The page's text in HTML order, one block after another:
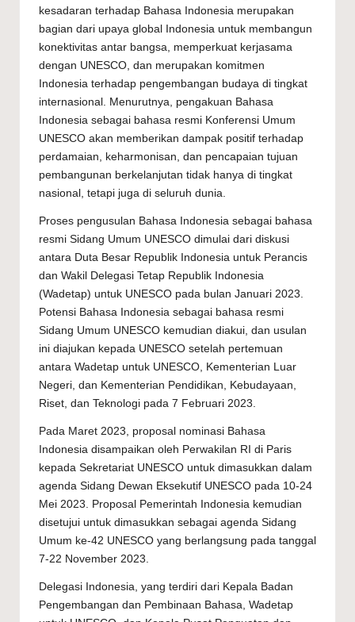
kesadaran terhadap Bahasa Indonesia merupakan
bagian dari upaya global Indonesia untuk membangun
konektivitas antar bangsa, memperkuat kerjasama
dengan UNESCO, dan merupakan komitmen
Indonesia terhadap pengembangan budaya di tingkat
internasional. Menurutnya, pengakuan Bahasa
Indonesia sebagai bahasa resmi Konferensi Umum
UNESCO akan memberikan dampak positif terhadap
perdamaian, keharmonisan, dan pencapaian tujuan
pembangunan berkelanjutan tidak hanya di tingkat
nasional, tetapi juga di seluruh dunia.
Proses pengusulan Bahasa Indonesia sebagai bahasa
resmi Sidang Umum UNESCO dimulai dari diskusi
antara Duta Besar Republik Indonesia untuk Perancis
dan Wakil Delegasi Tetap Republik Indonesia
(Wadetap) untuk UNESCO pada bulan Januari 2023.
Potensi Bahasa Indonesia sebagai bahasa resmi
Sidang Umum UNESCO kemudian diakui, dan usulan
ini diajukan kepada UNESCO setelah pertemuan
antara Wadetap untuk UNESCO, Kementerian Luar
Negeri, dan Kementerian Pendidikan, Kebudayaan,
Riset, dan Teknologi pada 7 Februari 2023.
Pada Maret 2023, proposal nominasi Bahasa
Indonesia disampaikan oleh Perwakilan RI di Paris
kepada Sekretariat UNESCO untuk dimasukkan dalam
agenda Sidang Dewan Eksekutif UNESCO pada 10-24
Mei 2023. Proposal Pemerintah Indonesia kemudian
disetujui untuk dimasukkan sebagai agenda Sidang
Umum ke-42 UNESCO yang berlangsung pada tanggal
7-22 November 2023.
Delegasi Indonesia, yang terdiri dari Kepala Badan
Pengembangan dan Pembinaan Bahasa, Wadetap